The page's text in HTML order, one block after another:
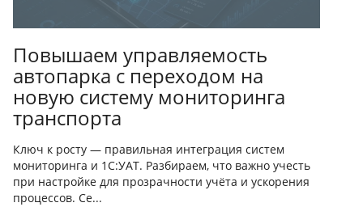
Повышаем управляемость
автопарка с переходом на
новую систему мониторинга
транспорта
Ключ к росту — правильная интеграция систем
мониторинга и 1С:УАТ. Разбираем, что важно учесть
при настройке для прозрачности учёта и ускорения
процессов. Се...